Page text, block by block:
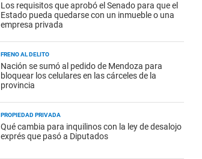
Los requisitos que aprobó el Senado para que el
Estado pueda quedarse con un inmueble o una
empresa privada
FRENO AL DELITO
Nación se sumó al pedido de Mendoza para
bloquear los celulares en las cárceles de la
provincia
PROPIEDAD PRIVADA
Qué cambia para inquilinos con la ley de desalojo
exprés que pasó a Diputados